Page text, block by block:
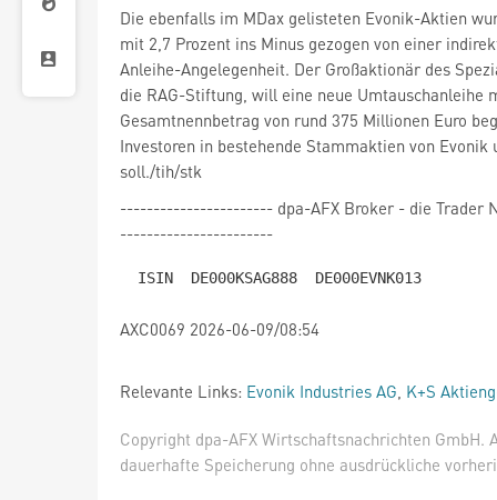
Die ebenfalls im MDax gelisteten Evonik-Aktien
mit 2,7 Prozent ins Minus gezogen von einer
Anleihe-Angelegenheit. Der Großaktionär des
die RAG-Stiftung, will eine neue Umtauschanleihe
Gesamtnennbetrag von rund 375 Millionen Euro
Investoren in bestehende Stammaktien von Evonik
soll./tih/stk
----------------------- dpa-AFX Broker - die Trader
-----------------------
AXC0069 2026-06-09/08:54
Relevante Links: Evonik Industries AG, K+S
Copyright dpa-AFX Wirtschaftsnachrichten
dauerhafte Speicherung ohne ausdrückliche